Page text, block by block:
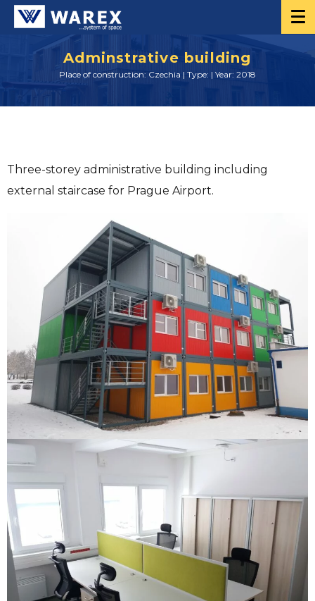
Adminstrative building
Place of construction: Czechia | Type: | Year: 2018
Three-storey administrative building including
external staircase for Prague Airport.